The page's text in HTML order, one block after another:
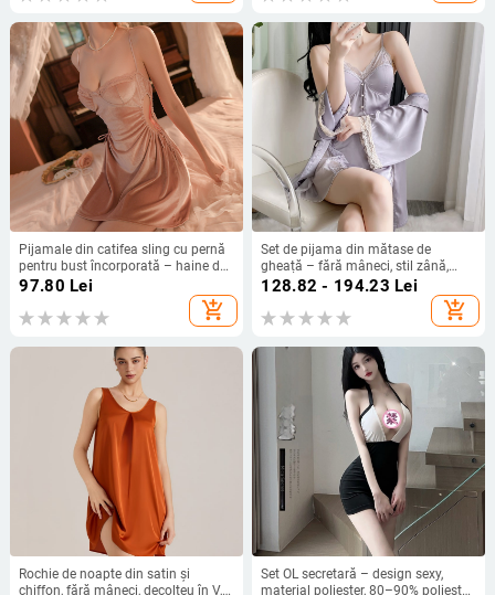
Pijamale din catifea sling cu pernă
pentru bust încorporată – haine de
noapte pentru femei, decolteu în V,
fără mâneci, grosime medie 141–
160 g/m2
97.80 Lei
add_shopping_cart
Set de pijama din mătase de
gheață – fără mâneci, stil zână,
100% poliester, ușor
128.82 - 194.23 Lei
add_shopping_cart
Rochie de noapte din satin și
chiffon, fără mâneci, decolteu în V,
Set OL secretară – design sexy,
material poliester, 80–90% poliester,